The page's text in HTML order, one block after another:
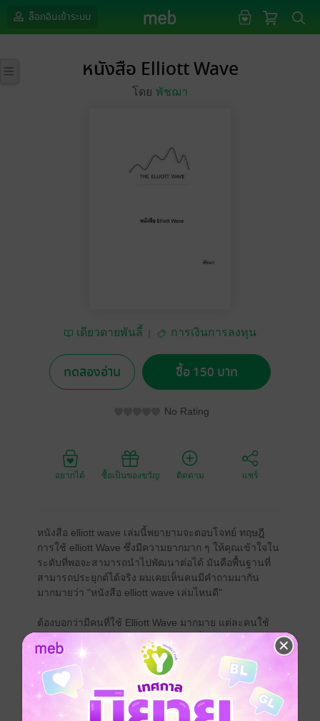
ล็อกอินเข้าระบบ
หนังสือ Elliott Wave
โดย พัชฌา
เดียวดายพันลี้ การเงินการลงทุน
ทดลองอ่าน ซื้อ 150 บาท
No Rating
อยากได้ ซื้อเป็นของขวัญ ติดตาม แชร์
หนังสือ elliott wave เล่มนี้พยายามจะตอบโจทย์ ทฤษฎี
การใช้ elliott Wave ซึ่งมีความยากมาก ๆ ให้คุณเข้าใจใน
ระดับที่พอจะสามารถนำไปพัฒนาต่อได้ มันคือพื้นฐานที่
สามารถประยุกต์ได้จริง ผมเคยเห็นคนมีคำถามมากัน
มากมายว่า "หนังสือ elliott wave เล่มไหนดี"
ต้องบอกว่ามีคนที่ใช้ Elliott Wave มากมาย แต่ละคนใช้
แตกต่างกัน และมีมุมมองและทัศนคติที่แตกต่างกัน แต่ถ้า
หากว่า แค่เริ่มก็ยากแล้ว ผมบอกได้เลยว่า มันจะทำให้การ
วิเคราะห์ของคุณสับสนเปล่า ๆ
สำหรับหนังสือเล่มนี้แล้ว ให้คุณลืมอะไรที่มันยาก ๆ และ
ซับซ้อนเกี่ยวกับ Elliott Wave ไปก่อน แล้วลองมาดูคลื่น